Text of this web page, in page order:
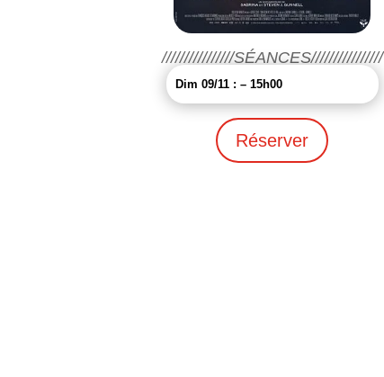
////////////////SÉANCES////////////////
Dim 09/11 : – 15h00
Réserver